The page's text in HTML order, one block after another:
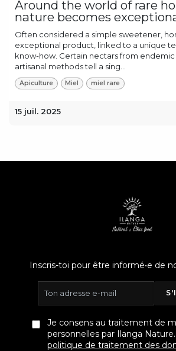
Around the world of rare
nature becomes
Often considered a simple sweetener,
exceptional product, linked to a unique
know-how. Certain nectars from
artisanal methods tell a sing...
Apiculture Miel miel rare
15 juil. 2025
Inscris-toi pour être informé•e de
Je consens au traitement de
personnelles par Ilanga Nature.
politique de traitement des